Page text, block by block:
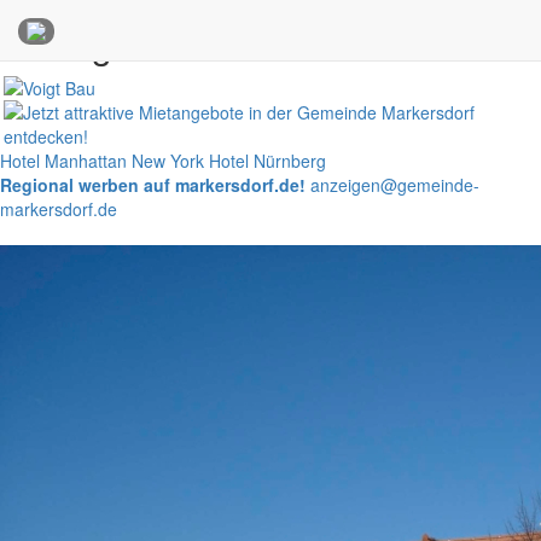
Anzeigen
Hotel Manhattan New York Hotel Nürnberg
Regional werben auf markersdorf.de! anzeigen@gemeinde-
markersdorf.de